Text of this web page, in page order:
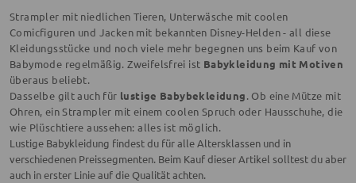
Strampler mit niedlichen Tieren, Unterwäsche mit coolen
Comicfiguren und Jacken mit bekannten Disney-Helden - all diese
Kleidungsstücke und noch viele mehr begegnen uns beim Kauf von
Babymode regelmäßig. Zweifelsfrei ist Babykleidung mit Motiven
überaus beliebt.
Dasselbe gilt auch für lustige Babybekleidung. Ob eine Mütze mit
Ohren, ein Strampler mit einem coolen Spruch oder Hausschuhe, die
wie Plüschtiere aussehen: alles ist möglich.
Lustige Babykleidung findest du für alle Altersklassen und in
verschiedenen Preissegmenten. Beim Kauf dieser Artikel solltest du aber
auch in erster Linie auf die Qualität achten.